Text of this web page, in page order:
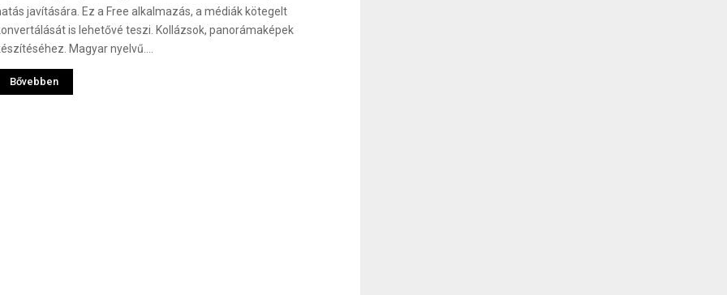
javítására. Ez a Free alkalmazás, a médiák kötegelt
is lehetővé teszi. Kollázsok, panorámaképek
Magyar nyelvű....
Bővebben